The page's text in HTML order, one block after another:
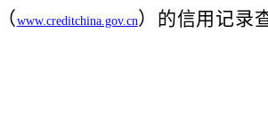
www.creditchina.gov.cn）的信用记录